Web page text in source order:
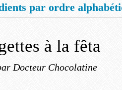
par ordre
à la fêta
Docteur Chocolatine